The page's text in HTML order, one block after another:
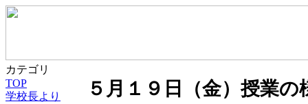
カテゴリ
TOP
学校長より
５月１９日（金）授業の